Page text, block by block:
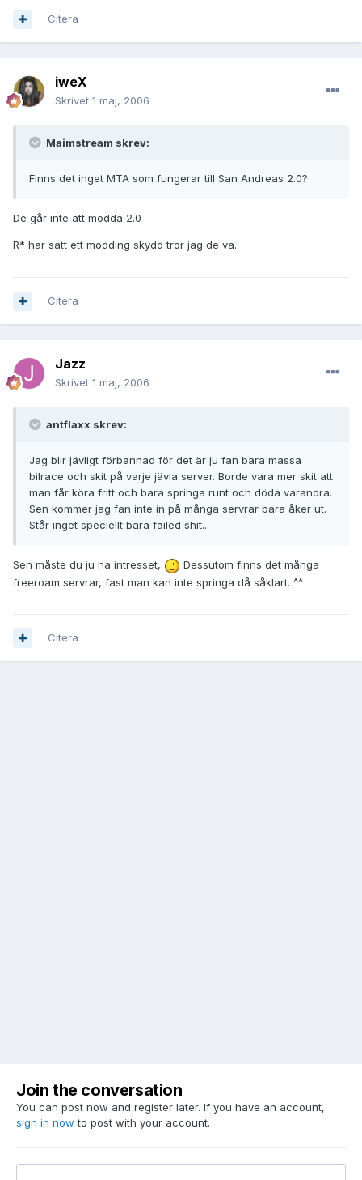
Citera
iweX
Skrivet 1 maj, 2006
Maimstream skrev:
Finns det inget MTA som fungerar till San Andreas 2.0?
De går inte att modda 2.0
R* har satt ett modding skydd tror jag de va.
Citera
Jazz
Skrivet 1 maj, 2006
antflaxx skrev:
Jag blir jävligt förbannad för det är ju fan bara massa
bilrace och skit på varje jävla server. Borde vara mer skit att
man får köra fritt och bara springa runt och döda varandra.
Sen kommer jag fan inte in på många servrar bara åker ut.
Står inget speciellt bara failed shit...
Sen måste du ju ha intresset,
Dessutom finns det många
freeroam servrar, fast man kan inte springa då såklart. ^^
Citera
Join the conversation
You can post now and register later. If you have an account,
sign in now to post with your account.